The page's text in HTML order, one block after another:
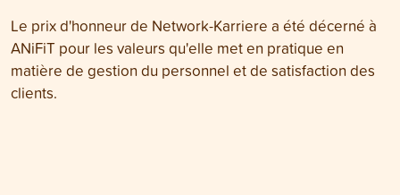
Le prix d'honneur de Network-Karriere a été décerné à
ANiFiT pour les valeurs qu'elle met en pratique en
matière de gestion du personnel et de satisfaction des
clients.